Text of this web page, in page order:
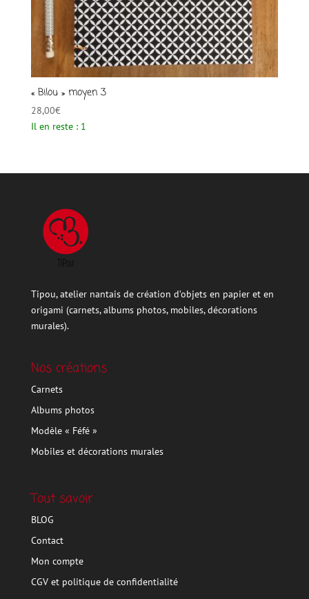
« Bilou » moyen 3
28,00€
Il en reste : 1
Tipou, atelier nantais de création d’objets en papier et en
origami (carnets, albums photos, mobiles, décorations
murales).
Nos créations
Carnets
Albums photos
Modèle « Féfé »
Mobiles et décorations murales
Tout savoir
BLOG
Contact
Mon compte
CGV et politique de confidentialité